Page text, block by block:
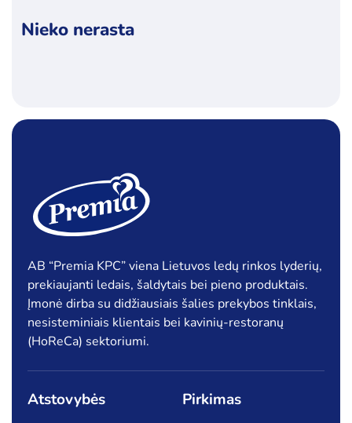
Kategorijos
Šaldyti produktai
Šaldyta mėsa, paukštiena ir jos produktai
Paukštiena ir jos produktai
Šaldyta žuvis, žuvų produktai
Šaldyti koldūnai, miltiniai gaminiai
Šaldyti pusgaminiai, užkandžiai
Šaldytos bulvės ir jų produktai
Šaldytos daržovės ir jų mišiniai
Šaldytos jūrų gėrybės, krabų lazdelės
Šaldytos uogos, vaisiai
Nieko nerasta
AB “Premia KPC” viena Lietuvos ledų rinkos lyderių,
prekiaujanti ledais, šaldytais bei pieno produktais.
Įmonė dirba su didžiausiais šalies prekybos tinklais,
nesisteminiais klientais bei kavinių-restoranų
(HoReCa) sektoriumi.
Atstovybės Pirkimas